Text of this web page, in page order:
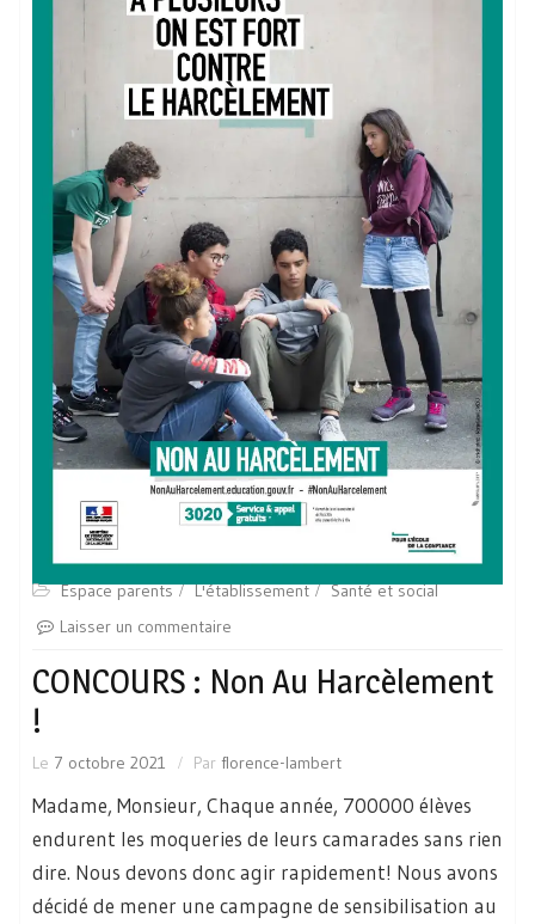
Espace parents L'établissement
Santé et social
Laisser un commentaire
CONCOURS : Non Au Harcèlement
!
Le 7 octobre 2021 Par florence-lambert
Madame, Monsieur, Chaque année, 700000 élèves
endurent les moqueries de leurs camarades sans rien
dire. Nous devons donc agir rapidement! Nous avons
décidé de mener une campagne de sensibilisation au